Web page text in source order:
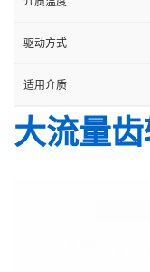
驱动方式
适用介质
大流量